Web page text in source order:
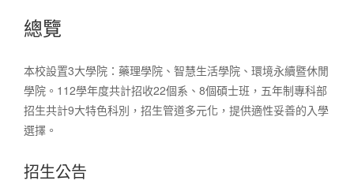
總覽
本校設置3大學院：藥理學院、智慧生活學院、環境永續暨休閒
學院。112學年度共計招收22個系、8個碩士班，五年制專科部
招生共計9大特色科別，招生管道多元化，提供適性妥善的入學
選擇。
招生公告